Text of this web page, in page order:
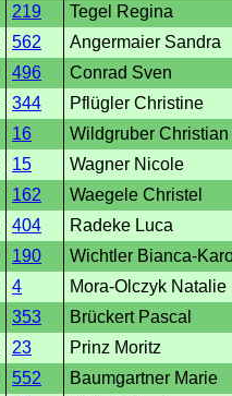
219
Tegel Regina
562
Angermaier Sandra
496
Conrad Sven
344
Pflügler Christine
16
Wildgruber Christian
15
Wagner Nicole
162
Waegele Christel
404
Radeke Luca
190
Wichtler Bianca-
4
Mora-Olczyk Natalie
353
Brückert Pascal
23
Prinz Moritz
552
Baumgartner Marie